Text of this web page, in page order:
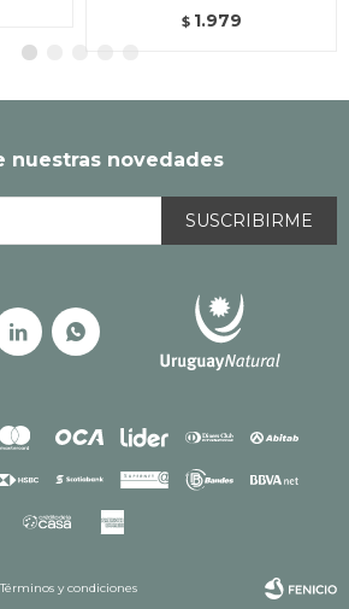
$ 1.979
nuestras novedades
SUSCRIBIRME
 
Términos y condiciones